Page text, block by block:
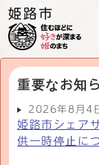
重要なお知
2026年8月4
姫路市シェア
供一時停止に